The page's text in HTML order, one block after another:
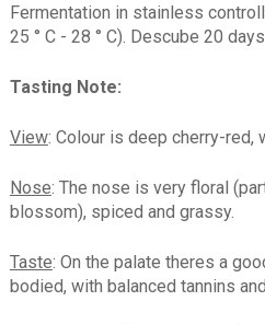
Fermentation in stainless
25 ° C - 28 ° C). Descube 20
Tasting Note:
View: Colour is deep cherry-red,
Nose: The nose is very floral
blossom), spiced and grassy.
Taste: On the palate theres a
bodied, with balanced tannins